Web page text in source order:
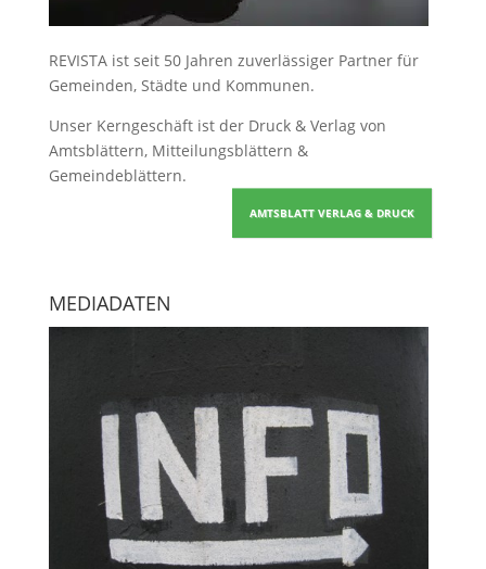
REVISTA ist seit 50 Jahren zuverlässiger Partner für
Gemeinden, Städte und Kommunen.
Unser Kerngeschäft ist der Druck & Verlag von
Amtsblättern, Mitteilungsblättern &
Gemeindeblättern.
AMTSBLATT VERLAG & DRUCK
MEDIADATEN